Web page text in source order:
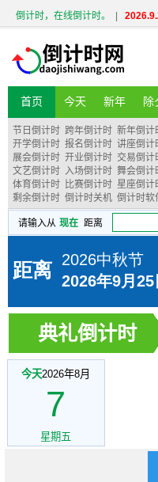
倒计时，在线倒计时。
首页 今天 新年 除
节日倒计时 跨年倒计时 新年倒计
开学倒计时 报名倒计时 讲座倒计
展会倒计时 开业倒计时 交易倒计
文艺倒计时 入场倒计时 舞会倒计
体育倒计时 比赛倒计时 星座倒计
剩余倒计时 倒计时关机 倒计时软
典礼倒计时
今天2026年8月
7
星期五